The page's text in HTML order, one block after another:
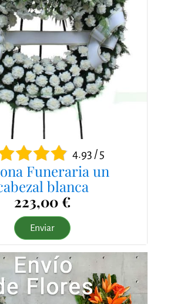
4.93 / 5
Funeraria un
blanca
223,00 €
Enviar